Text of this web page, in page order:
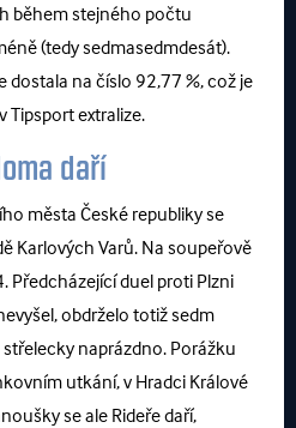
během stejného počtu
(tedy sedmasedmdesát).
dostala na číslo 92,77 %, což je
Tipsport extralize.
daří
města České republiky se
Karlových Varů. Na soupeřově
Předcházející duel proti Plzni
obdrželo totiž sedm
naprázdno. Porážku
utkání, v Hradci Králové
se ale Rideře daří,